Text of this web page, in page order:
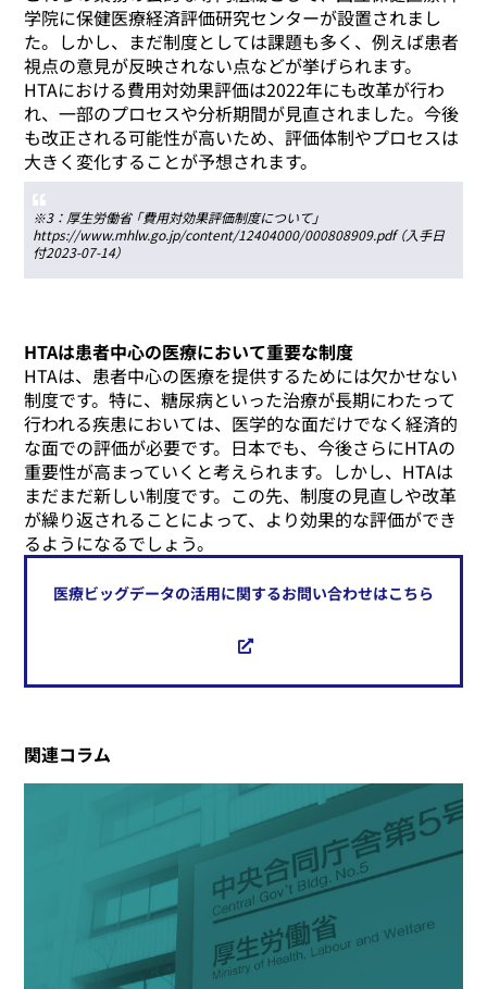
学院に保健医療経済評価研究センターが設置されまし
た。しかし、まだ制度としては課題も多く、例えば患者
視点の意見が反映されない点などが挙げられます。
HTAにおける費用対効果評価は2022年にも改革が行わ
れ、一部のプロセスや分析期間が見直されました。今後
も改正される可能性が高いため、評価体制やプロセスは
大きく変化することが予想されます。
※3：厚生労働省 「費用対効果評価制度について」
https://www.mhlw.go.jp/content/12404000/000808909.pdf （入手日
付2023-07-14）
HTAは患者中心の医療において重要な制度
HTAは、患者中心の医療を提供するためには欠かせない
制度です。特に、糖尿病といった治療が長期にわたって
行われる疾患においては、医学的な面だけでなく経済的
な面での評価が必要です。日本でも、今後さらにHTAの
重要性が高まっていくと考えられます。しかし、HTAは
まだまだ新しい制度です。この先、制度の見直しや改革
が繰り返されることによって、より効果的な評価ができ
るようになるでしょう。
医療ビッグデータの活用に関するお問い合わせはこちら
関連コラム